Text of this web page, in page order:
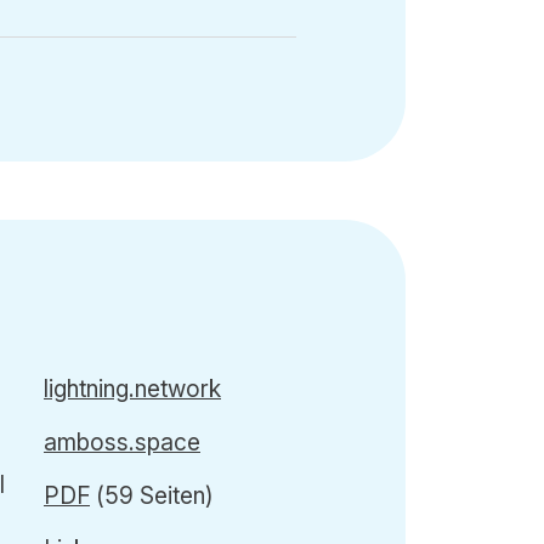
lightning.network
amboss.space
PDF (59 Seiten)